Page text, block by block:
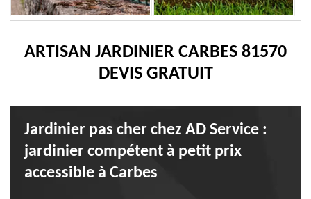
ARTISAN JARDINIER CARBES 81570
DEVIS GRATUIT
Jardinier pas cher chez AD Service :
jardinier compétent à petit prix
accessible à Carbes